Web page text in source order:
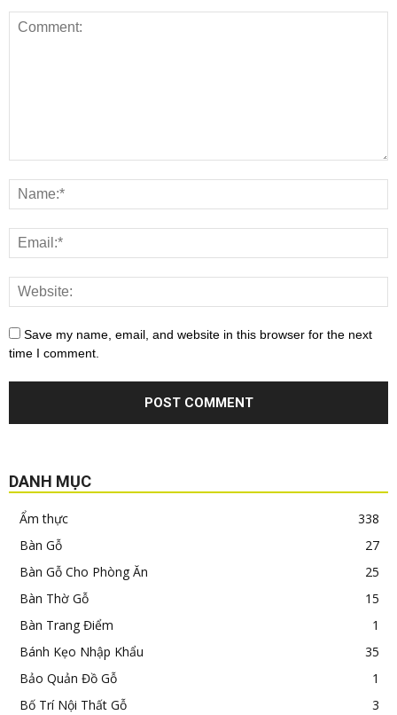
Save my name, email, and website in this browser for the next
time I comment.
DANH MỤC
Ẩm thực
338
Bàn Gỗ
27
Bàn Gỗ Cho Phòng Ăn
25
Bàn Thờ Gỗ
15
Bàn Trang Điểm
1
Bánh Kẹo Nhập Khẩu
35
Bảo Quản Đồ Gỗ
1
Bố Trí Nội Thất Gỗ
3